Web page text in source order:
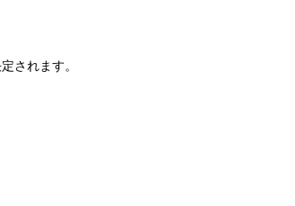
されます。